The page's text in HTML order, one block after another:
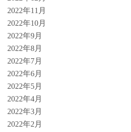
2022年11月
2022年10月
2022年9月
2022年8月
2022年7月
2022年6月
2022年5月
2022年4月
2022年3月
2022年2月